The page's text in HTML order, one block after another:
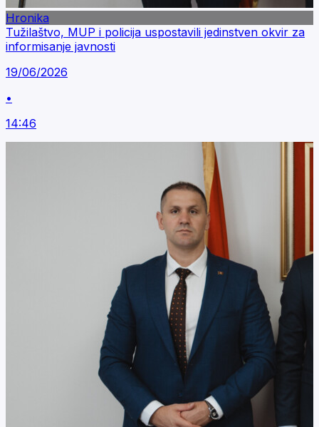
Hronika
Tužilaštvo, MUP i policija uspostavili jedinstven okvir za
informisanje javnosti
19/06/2026
•
14:46